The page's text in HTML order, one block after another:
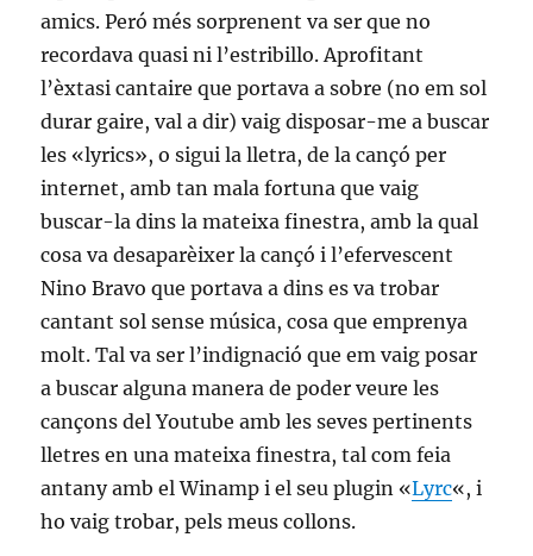
amics. Peró més sorprenent va ser que no
recordava quasi ni l’estribillo. Aprofitant
l’èxtasi cantaire que portava a sobre (no em sol
durar gaire, val a dir) vaig disposar-me a buscar
les «lyrics», o sigui la lletra, de la cançó per
internet, amb tan mala fortuna que vaig
buscar-la dins la mateixa finestra, amb la qual
cosa va desaparèixer la cançó i l’efervescent
Nino Bravo que portava a dins es va trobar
cantant sol sense música, cosa que emprenya
molt. Tal va ser l’indignació que em vaig posar
a buscar alguna manera de poder veure les
cançons del Youtube amb les seves pertinents
lletres en una mateixa finestra, tal com feia
antany amb el Winamp i el seu plugin «Lyrc«, i
ho vaig trobar, pels meus collons.